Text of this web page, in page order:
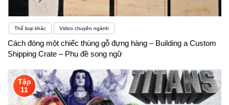
Thể loại khác Video chuyên ngành
Cách đóng một chiếc thùng gỗ đựng hàng – Building a Custom
Shipping Crate – Phụ đề song ngữ
Tập
11